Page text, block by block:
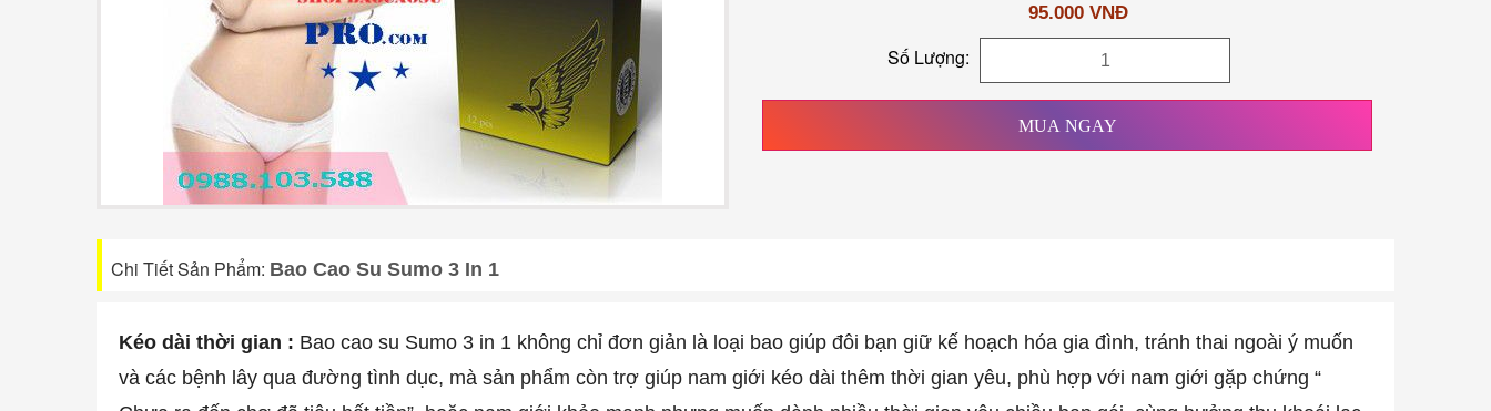
95.000 VNĐ
Số Lượng:
MUA NGAY
Chi Tiết Sản Phẩm: Bao Cao Su Sumo 3 In 1
Kéo dài thời gian : Bao cao su Sumo 3 in 1 không chỉ đơn giản là loại bao giúp đôi bạn giữ kế hoạch hóa gia đình, tránh thai ngoài ý muốn
và các bệnh lây qua đường tình dục, mà sản phẩm còn trợ giúp nam giới kéo dài thêm thời gian yêu, phù hợp với nam giới gặp chứng “